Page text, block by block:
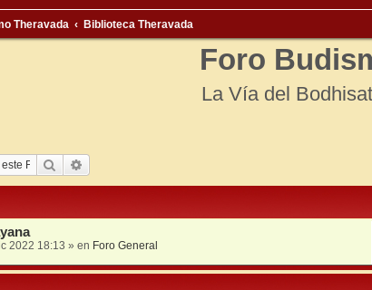
Theravada Biblioteca Theravada
Foro
La Vía del
Buscar
2022 18:13 » en Foro General